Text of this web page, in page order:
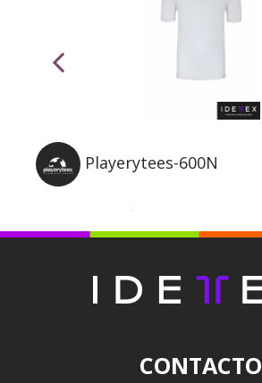
Playerytees-600N
CONTACTO